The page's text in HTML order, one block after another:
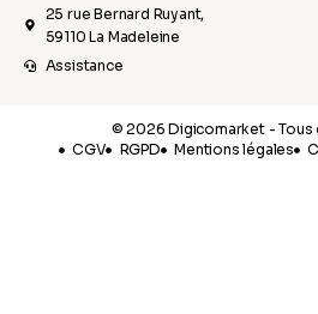
25 rue Bernard Ruyant,
59110 La Madeleine
Assistance
© 2026 Digicomarket -
CGV
RGPD Mentions légales